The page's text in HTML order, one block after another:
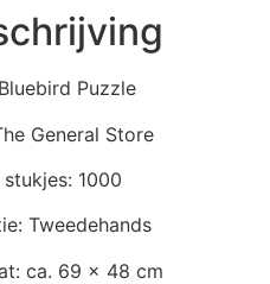
Puzzle
General Store
1000
Tweedehands
ca. 69 x 48 cm